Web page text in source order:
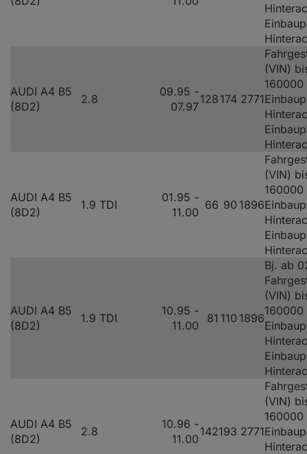
AUDI A4 B5
(8D2)
2.8
09.95 -
07.97
128 174 2771
(VIN)
160000
AUDI A4 B5
(8D2)
1.9 TDI
01.95 -
11.00
66 90 1896
(VIN)
160000
AUDI A4 B5
(8D2)
1.9 TDI
10.95 -
11.00
81 110 1896
Bj. ab
(VIN)
160000
AUDI A4 B5
(8D2)
2.8
10.96 -
11.00
142193 2771
(VIN)
160000